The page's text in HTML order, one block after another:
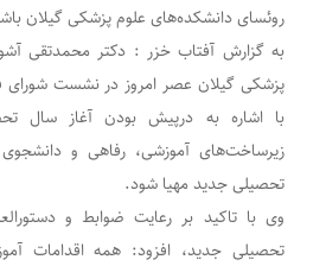
روئسای دانشکده‌های علوم پزشکی گیلان
به گزارش آفتاب خزر : دکتر محمدتقی
پزشکی گیلان عصر امروز در نشست شورای
با اشاره به درپیش بودن آغاز سال
زیرساخت‌های آموزشی، رفاهی و دانشجوی
تحصیلی جدید مهیا شود.
وی با تاکید بر رعایت ضوابط و
تحصیلی جدید، افزود: همه اقدامات